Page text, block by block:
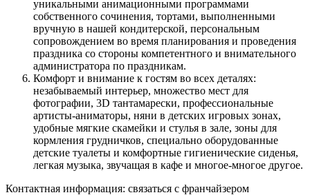
уникальными анимационными программами
собственного сочинения, тортами, выполненными
вручную в нашей кондитерской, персональным
сопровождением во время планирования и проведения
праздника со стороны компетентного и внимательного
администратора по праздникам.
Комфорт и внимание к гостям во всех деталях:
незабываемый интерьер, множество мест для
фотографии, 3D тантамарески, профессиональные
артисты-аниматоры, няни в детских игровых зонах,
удобные мягкие скамейки и стулья в зале, зоны для
кормления грудничков, специально оборудованные
детские туалеты и комфортные гигиенические сиденья,
легкая музыка, звучащая в кафе и многое-многое другое.
Контактная информация: связаться с франчайзером